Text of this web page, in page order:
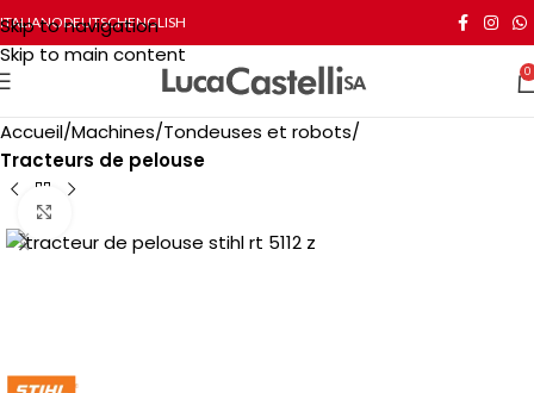
Skip to navigation
Skip to main content
ITALIANODEUTSCHENGLISH
0
Accueil Machines Tondeuses et robots
Tracteurs de pelouse